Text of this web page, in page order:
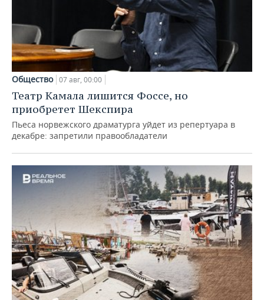
Общество 07 авг, 00:00
Театр Камала лишится Фоссе, но
приобретет Шекспира
Пьеса норвежского драматурга уйдет из репертуара в
декабре: запретили правообладатели